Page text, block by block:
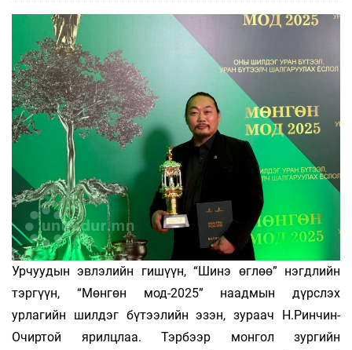
Урчуудын эвлэлийн гишүүн, “Шинэ өглөө” нэгдлийн
тэргүүн, “Мөнгөн мод-2025” наадмын дүрслэх
урлагийн шилдэг бүтээлийн эзэн, зураач Н.Ринчин-
Очиртой ярилцлаа. Тэрбээр монгол зургийн